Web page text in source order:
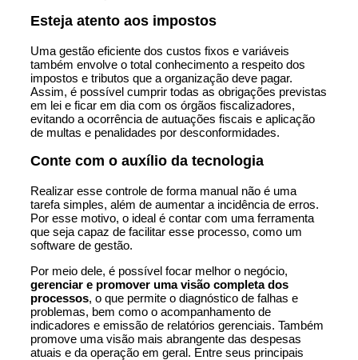
Esteja atento aos impostos
Uma gestão eficiente dos custos fixos e variáveis
também envolve o total conhecimento a respeito dos
impostos e tributos que a organização deve pagar.
Assim, é possível cumprir todas as obrigações previstas
em lei e ficar em dia com os órgãos fiscalizadores,
evitando a ocorrência de autuações fiscais e aplicação
de multas e penalidades por desconformidades.
Conte com o auxílio da tecnologia
Realizar esse controle de forma manual não é uma
tarefa simples, além de aumentar a incidência de erros.
Por esse motivo, o ideal é contar com uma ferramenta
que seja capaz de facilitar esse processo, como um
software de gestão.
Por meio dele, é possível focar melhor o negócio,
gerenciar e promover uma visão completa dos
processos, o que permite o diagnóstico de falhas e
problemas, bem como o acompanhamento de
indicadores e emissão de relatórios gerenciais. Também
promove uma visão mais abrangente das despesas
atuais e da operação em geral. Entre seus principais